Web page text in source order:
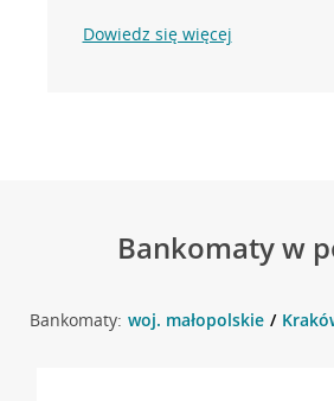
Dowiedz się więcej
Bankomaty w
Bankomaty: woj. małopolskie